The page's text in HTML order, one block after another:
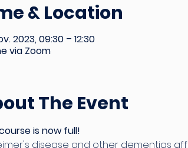
& Location
2023, 09:30 – 12:30
via Zoom
The Event
is now full!
disease and other dementias